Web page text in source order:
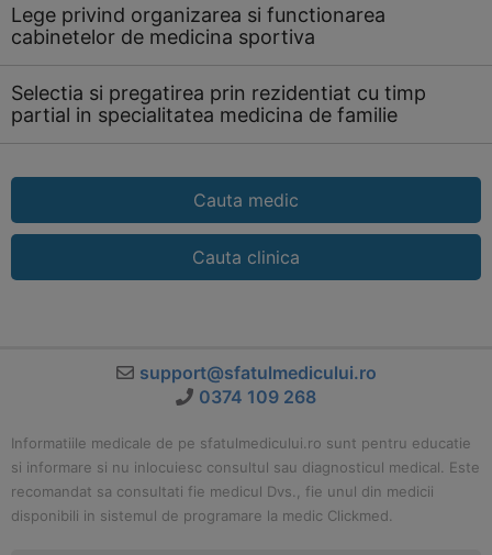
Lege privind organizarea si functionarea
cabinetelor de medicina sportiva
Selectia si pregatirea prin rezidentiat cu timp
partial in specialitatea medicina de familie
Cauta medic
Cauta clinica
support@sfatulmedicului.ro
0374 109 268
Informatiile medicale de pe sfatulmedicului.ro sunt pentru educatie
si informare si nu inlocuiesc consultul sau diagnosticul medical. Este
recomandat sa consultati fie medicul Dvs., fie unul din medicii
disponibili in sistemul de programare la medic Clickmed.